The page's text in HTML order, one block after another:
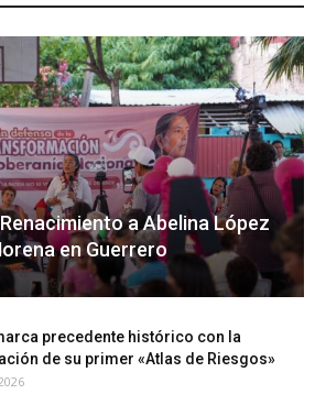
a Abelina López
en Guerrero
precedente histórico con la
de su primer «Atlas de Riesgos»